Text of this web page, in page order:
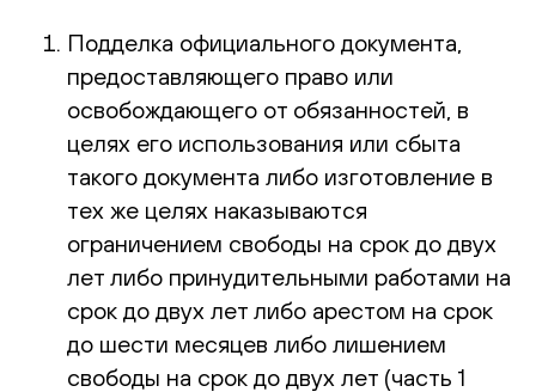
Подделка официального документа,
предоставляющего право или
освобождающего от обязанностей, в
целях его использования или сбыта
такого документа либо изготовление в
тех же целях наказываются
ограничением свободы на срок до двух
лет либо принудительными работами на
срок до двух лет либо арестом на срок
до шести месяцев либо лишением
свободы на срок до двух лет (часть 1